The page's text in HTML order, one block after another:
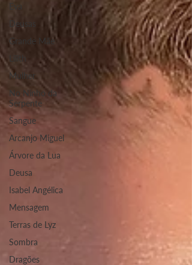
Eva
Deusas
Grande Mãe
Mulher
No Ninho da
Serpente
Sangue
Arcanjo Miguel
Árvore da Lua
Deusa
Isabel Angélica
Mensagem
Terras de Lyz
Sombra
Dragões